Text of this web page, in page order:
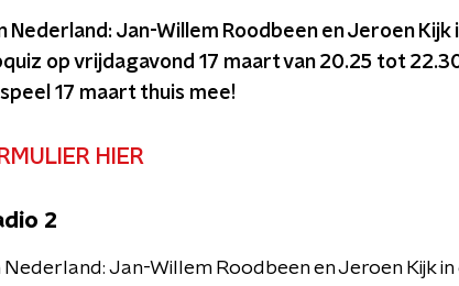
Nederland: Jan-Willem Roodbeen en Jeroen Kijk
op vrijdagavond 17 maart van 20.25 tot
17 maart thuis mee!
HIER
2
Jan-Willem Roodbeen en Jeroen Kijk in